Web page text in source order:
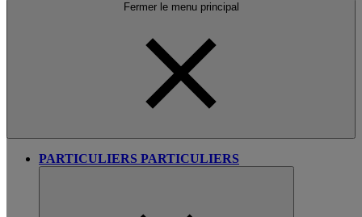
Fermer le menu principal
PARTICULIERS PARTICULIERS